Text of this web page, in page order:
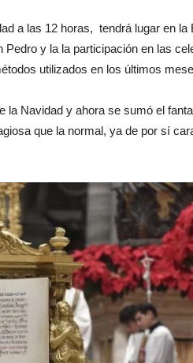
a las 12 horas, tendrá lugar en la
y la la participación en las
utilizados en los últimos
la Navidad y ahora se sumó el
que la normal, ya de por sí